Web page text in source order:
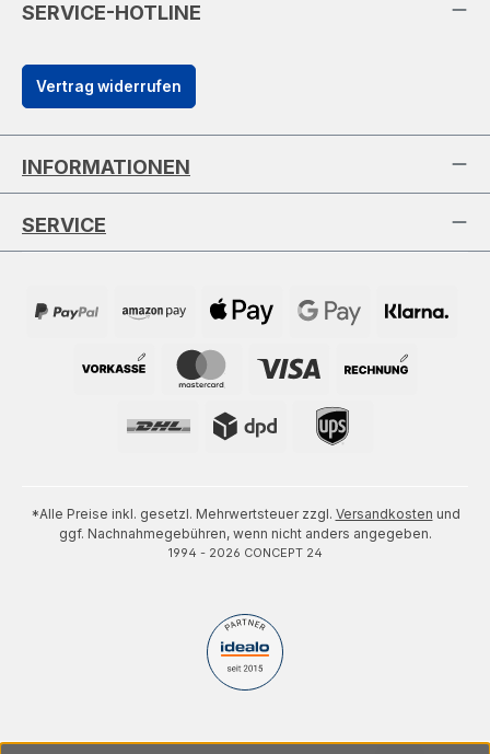
SERVICE-HOTLINE
Vertrag widerrufen
INFORMATIONEN
SERVICE
*Alle Preise inkl. gesetzl. Mehrwertsteuer zzgl. Versandkosten und
ggf. Nachnahmegebühren, wenn nicht anders angegeben.
1994 - 2026 CONCEPT 24